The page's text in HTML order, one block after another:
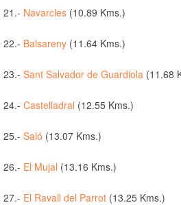
21.- Navarcles (10.89 Kms.)
22.- Balsareny (11.64 Kms.)
23.- Sant Salvador de Guardiola (11.68
24.- Castelladral (12.55 Kms.)
25.- Saló (13.07 Kms.)
26.- El Mujal (13.16 Kms.)
27.- El Ravall del Parrot (13.25 Kms.)